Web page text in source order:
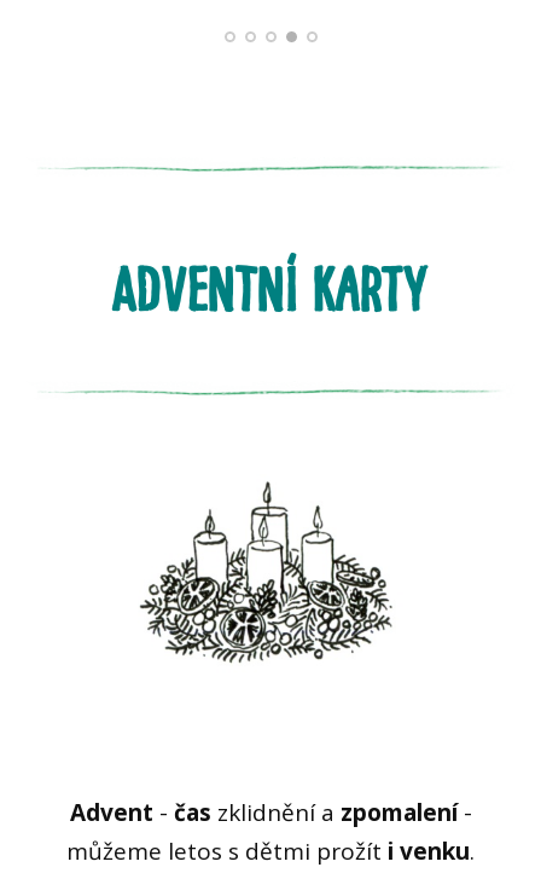
ADVENTNÍ karty
Advent - čas zklidnění a zpomalení-
můžeme letos s dětmi prožít i venku.